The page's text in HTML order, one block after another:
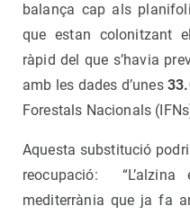
balança cap als
que estan colonitzant
ràpid del que s’havia
amb les dades d’unes
Forestals Nacionals
Aquesta substitució
reocupació:
mediterrània que ja fa